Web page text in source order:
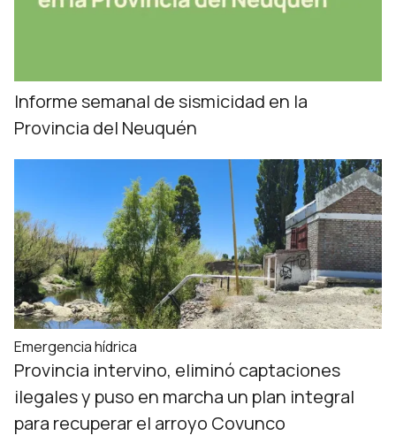
Informe semanal de sismicidad en la
Provincia del Neuquén
Emergencia hídrica
Provincia intervino, eliminó captaciones
ilegales y puso en marcha un plan integral
para recuperar el arroyo Covunco